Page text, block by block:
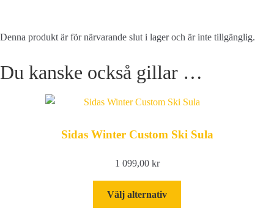
Denna produkt är för närvarande slut i lager och är inte tillgänglig.
Du kanske också gillar …
Sidas Winter Custom Ski Sula
1 099,00 kr
Välj alternativ